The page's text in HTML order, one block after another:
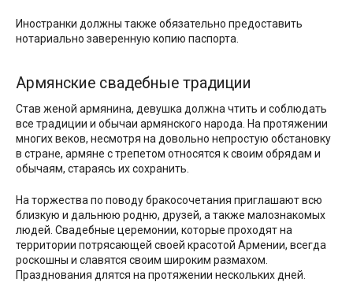
Иностранки должны также обязательно предоставить
нотариально заверенную копию паспорта.
Армянские свадебные традиции
Став женой армянина, девушка должна чтить и соблюдать
все традиции и обычаи армянского народа. На протяжении
многих веков, несмотря на довольно непростую обстановку
в стране, армяне с трепетом относятся к своим обрядам и
обычаям, стараясь их сохранить.
На торжества по поводу бракосочетания приглашают всю
близкую и дальнюю родню, друзей, а также малознакомых
людей. Свадебные церемонии, которые проходят на
территории потрясающей своей красотой Армении, всегда
роскошны и славятся своим широким размахом.
Празднования длятся на протяжении нескольких дней.